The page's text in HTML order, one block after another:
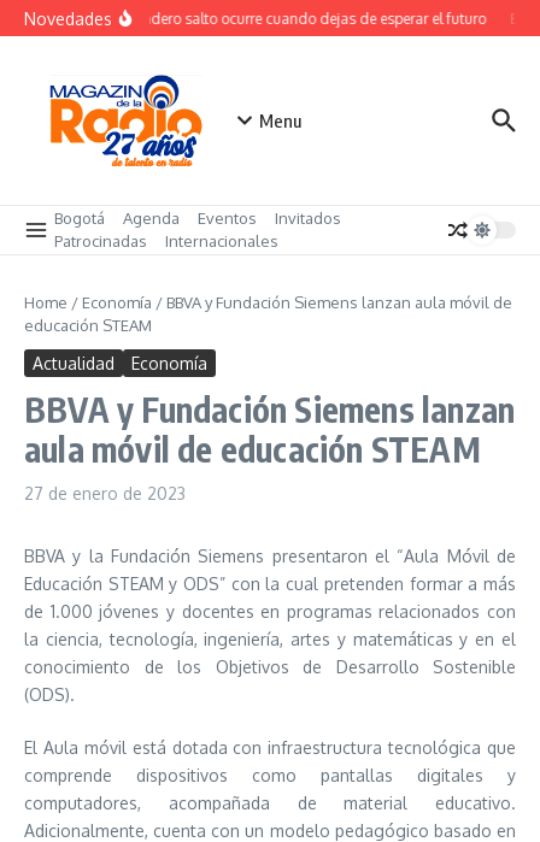
Saltar al contenido
NovedadesEl verdadero salto ocurre cuando dejas de esperar el futuro El
Menu
Bogotá Agenda Eventos
Invitados
Patrocinadas
Internacionales
Home / Economía / BBVA y Fundación Siemens lanzan aula móvil de
educación STEAM
Actualidad Economía
BBVA y Fundación Siemens lanzan
aula móvil de educación STEAM
27 de enero de 2023
BBVA y la Fundación Siemens presentaron el “Aula Móvil de
Educación STEAM y ODS” con la cual pretenden formar a más
de 1.000 jóvenes y docentes en programas relacionados con
la ciencia, tecnología, ingeniería, artes y matemáticas y en el
conocimiento de los Objetivos de Desarrollo Sostenible
(ODS).
El Aula móvil está dotada con infraestructura tecnológica que
comprende dispositivos como pantallas digitales y
computadores, acompañada de material educativo.
Adicionalmente, cuenta con un modelo pedagógico basado en